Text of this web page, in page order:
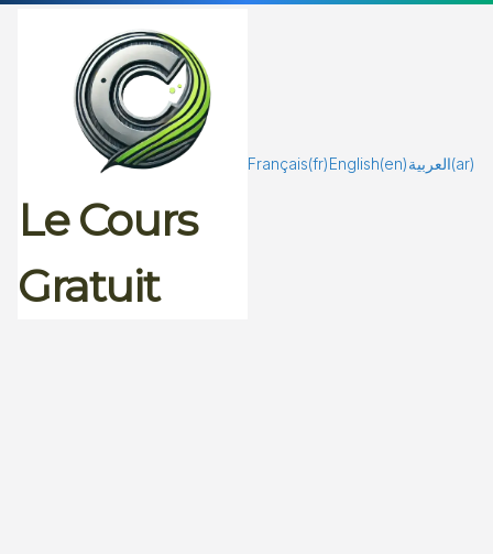
Le Cours
Gratuit
Français(fr) English(en)العربية(ar)